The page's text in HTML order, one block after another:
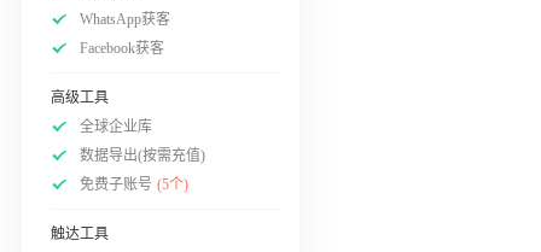
WhatsApp获客
Facebook获客
高级工具
全球企业库
数据导出(按需充值)
免费子账号 (5个)
触达工具